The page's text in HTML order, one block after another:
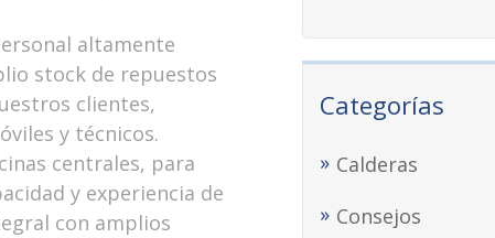
Categorías
Calderas
Consejos
altamente
stock de repuestos
clientes,
y técnicos.
centrales, para
y experiencia de
con amplios